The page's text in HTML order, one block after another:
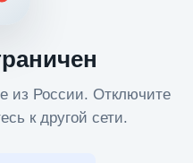
из России. Отключите
к другой сети.